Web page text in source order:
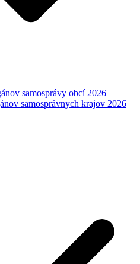
samosprávy obcí 2026
samosprávnych krajov 2026